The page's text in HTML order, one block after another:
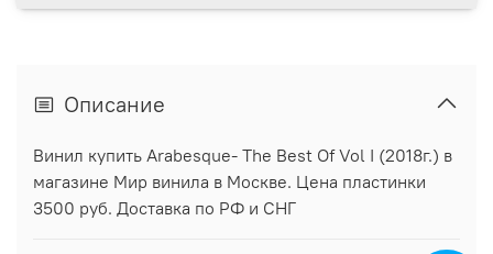
Описание
Винил купить Arabesque- The Best Of Vol I (2018г.) в
магазине Мир винила в Москве. Цена пластинки
3500 руб. Доставка по РФ и СНГ